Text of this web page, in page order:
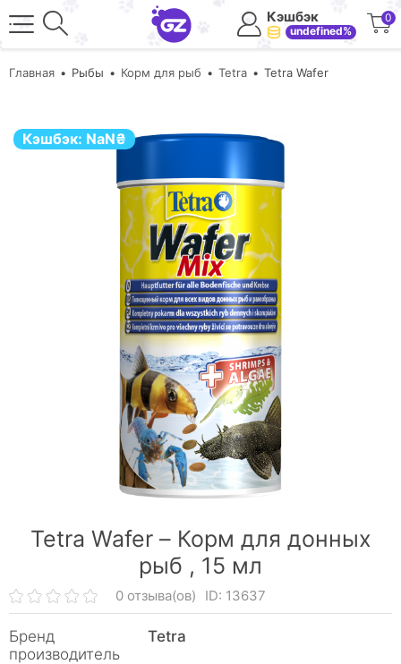
Кэшбэк
undefined%
0
Главная Рыбы Корм для рыб Tetra Tetra Wafer
Кэшбэк: NaN₴
Tetra Wafer – Корм для донных
рыб , 15 мл
0 отзыва(ов) ID: 13637
Бренд
производитель
Tetra